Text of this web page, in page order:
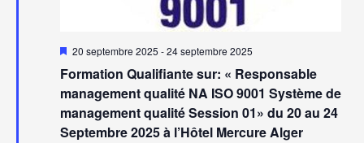
Mis
avant
20 septembre 2025 -24 septembre 2025
Formation Qualifiante sur: « Responsable
management qualité NA ISO 9001 Système de
management qualité Session 01» du 20 au 24
Septembre 2025 à l’Hôtel Mercure Alger